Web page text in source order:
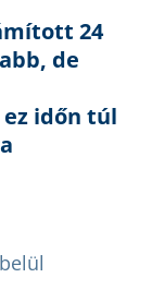
24
de
időn túl